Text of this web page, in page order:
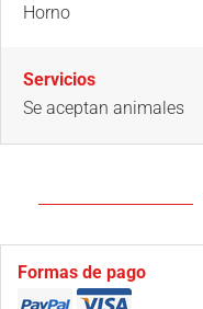
Horno
Servicios
Se aceptan animales
Formas de pago